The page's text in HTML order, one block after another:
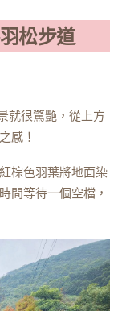
松步道
就很驚艷，從上方
感！
棕色羽葉將地面染
間等待一個空檔，